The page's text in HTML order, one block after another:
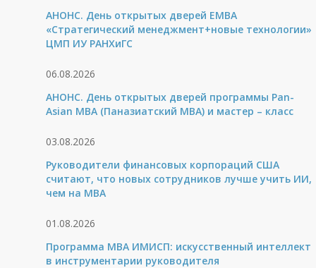
АНОНС. День открытых дверей ЕМВА
«Стратегический менеджмент+новые технологии»
ЦМП ИУ РАНХиГС
06.08.2026
АНОНС. День открытых дверей программы Pan-
Asian MBA (Паназиатский MBA) и мастер – класс
03.08.2026
Руководители финансовых корпораций США
считают, что новых сотрудников лучше учить ИИ,
чем на МВА
01.08.2026
Программа MBA ИМИСП: искусственный интеллект
в инструментарии руководителя